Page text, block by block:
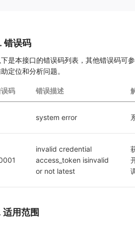
错误码
是本接口的错误码列表，其他错误码可
定位和分析问题。
码 错误描述
system error
invalid credential
access_token isinvalid
or not latest
适用范围